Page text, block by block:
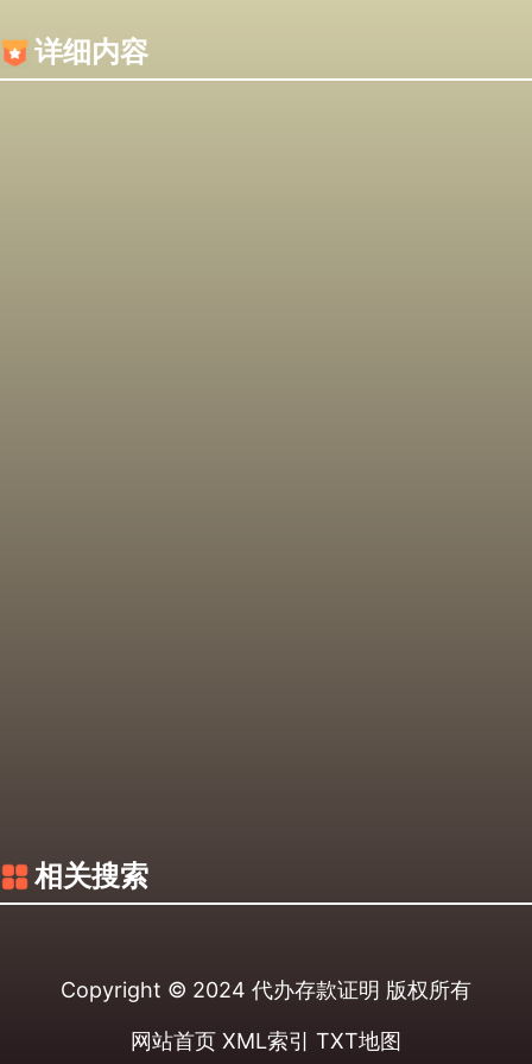
详细内容
相关搜索
Copyright © 2024 代办存款证明 版权所有
网站首页 XML索引 TXT地图